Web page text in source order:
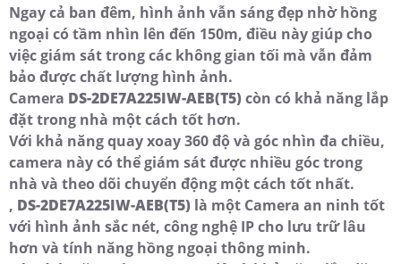
Ngay cả ban đêm, hình ảnh vẫn sáng đẹp nhờ hồng
ngoại có tầm nhìn lên đến 150m, điều này giúp cho
việc giám sát trong các không gian tối mà vẫn đảm
bảo được chất lượng hình ảnh.
Camera DS-2DE7A225IW-AEB(T5) còn có khả năng lắp
đặt trong nhà một cách tốt hơn.
Với khả năng quay xoay 360 độ và góc nhìn đa chiều,
camera này có thể giám sát được nhiều góc trong
nhà và theo dõi chuyển động một cách tốt nhất.
, DS-2DE7A225IW-AEB(T5) là một Camera an ninh tốt
với hình ảnh sắc nét, công nghệ IP cho lưu trữ lâu
hơn và tính năng hồng ngoại thông minh.